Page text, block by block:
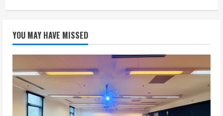
YOU MAY HAVE MISSED